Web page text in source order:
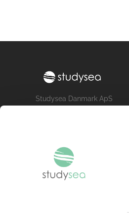
Studysea Danmark ApS
Tlf.: (+45) 69 13 70 23
CVR: 36413867